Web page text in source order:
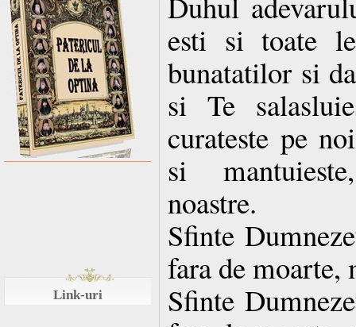
Link-uri
esti si toate
bunatatilor si
si Te
curateste pe
si
noastre.
Sfinte
fara de moarte,
Sfinte